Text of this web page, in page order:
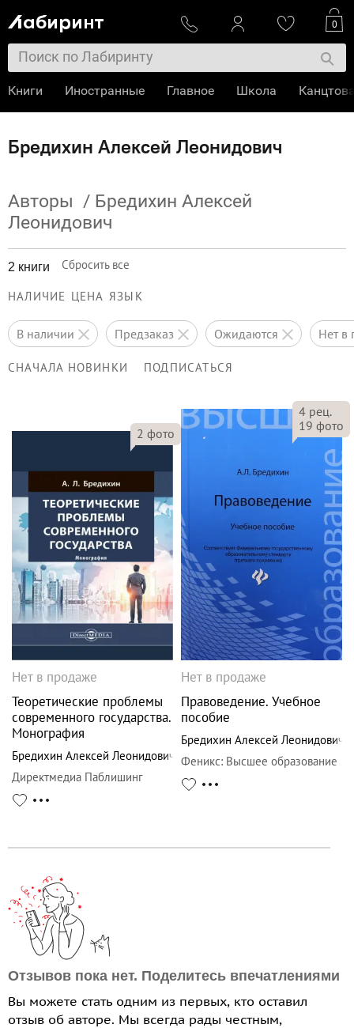
Бредихин Алексей Леонидович
Авторы / Бредихин Алексей
Леонидович
2 книги Сбросить все
НАЛИЧИЕ ЦЕНА ЯЗЫК
в наличии предзаказ ожидаются нет
СНАЧАЛА НОВИНКИ ПОДПИСАТЬСЯ
2 фото
Нет в продаже
Теоретические проблемы
современного государства.
Монография
Бредихин Алексей Леонидович
Директмедиа Паблишинг
4 рец.
19 фото
Нет в продаже
Правоведение. Учебное
пособие
Бредихин Алексей Леонидович
Феникс: Высшее образование
Отзывов пока нет. Поделитесь впечатлениями
Вы можете стать одним из первых, кто оставил
отзыв об авторе. Мы всегда рады честным,
0
Книги Иностранные Главное Школа